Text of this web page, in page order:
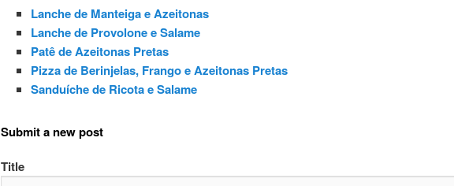
Lanche de Manteiga e Azeitonas
Lanche de Provolone e Salame
Patê de Azeitonas Pretas
Pizza de Berinjelas, Frango e Azeitonas Pretas
Sanduíche de Ricota e Salame
Submit a new post
Title